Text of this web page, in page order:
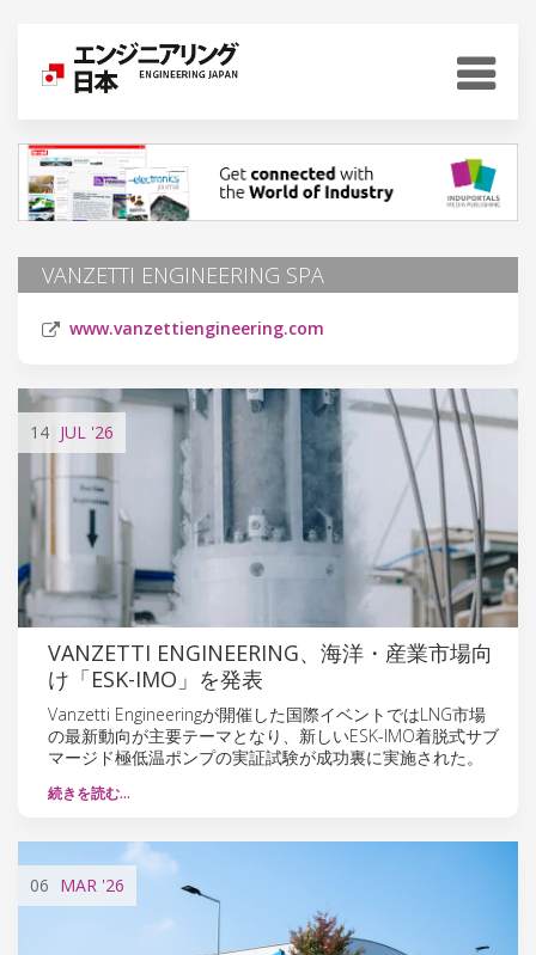
VANZETTI ENGINEERING SPA
www.vanzettiengineering.com
14 JUL '26
VANZETTI ENGINEERING、海洋・産業市場向
け「ESK-IMO」を発表
Vanzetti Engineeringが開催した国際イベントではLNG市場
の最新動向が主要テーマとなり、新しいESK-IMO着脱式サブ
マージド極低温ポンプの実証試験が成功裏に実施された。
続きを読む…
06 MAR '26